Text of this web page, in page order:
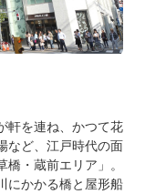
軒を連ね、かつて花
など、江戸時代の面
・蔵前エリア」。
にかかる橋と屋形船